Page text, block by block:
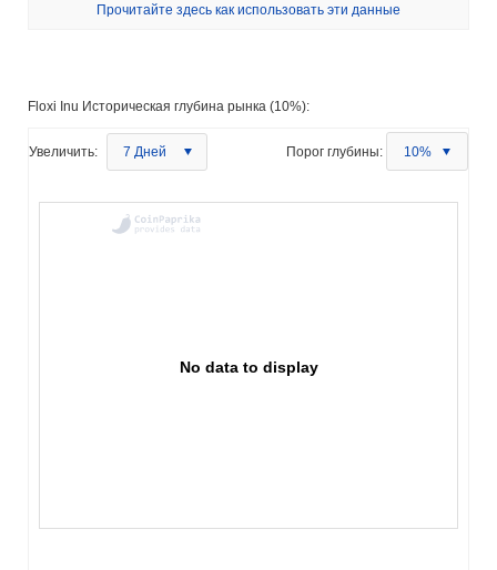
Прочитайте здесь как использовать эти данные
Floxi Inu Историческая глубина рынка (10%):
Увеличить: 7 Дней Порог глубины: 10%
No data to display